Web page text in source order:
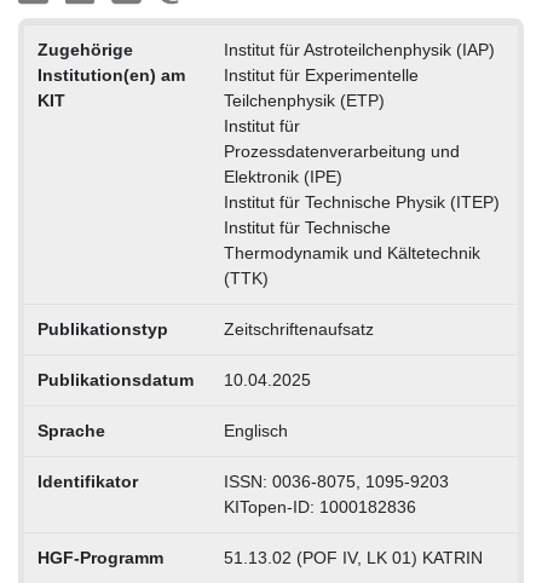
Zugehörige
Institution(en) am
KIT
Institut für Astroteilchenphysik (IAP)
Institut für Experimentelle
Teilchenphysik (ETP)
Institut für
Prozessdatenverarbeitung und
Elektronik (IPE)
Institut für Technische Physik (ITEP)
Institut für Technische
Thermodynamik und Kältetechnik
(TTK)
Publikationstyp Zeitschriftenaufsatz
Publikationsdatum 10.04.2025
Sprache Englisch
Identifikator
ISSN: 0036-8075, 1095-9203
KITopen-ID: 1000182836
HGF-Programm 51.13.02 (POF IV, LK 01) KATRIN